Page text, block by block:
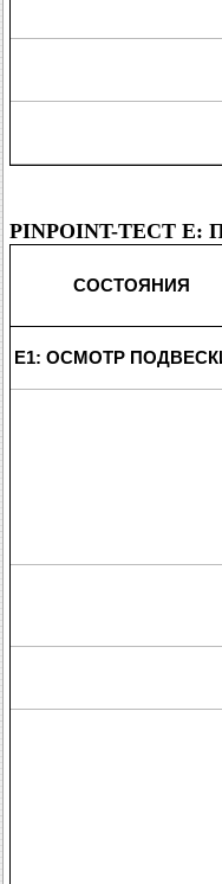
PINPOINT-ТЕСТ
СОСТОЯНИЯ
E1: ОСМОТР